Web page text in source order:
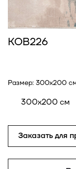
КОВ226
Размер: 300x200
300x200 см
Заказать для